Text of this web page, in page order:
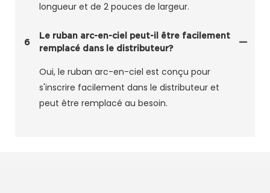
longueur et de 2 pouces de largeur.
6
Le ruban arc-en-ciel peut-il être facilement
remplacé dans le distributeur?
Oui, le ruban arc-en-ciel est conçu pour
s'inscrire facilement dans le distributeur et
peut être remplacé au besoin.